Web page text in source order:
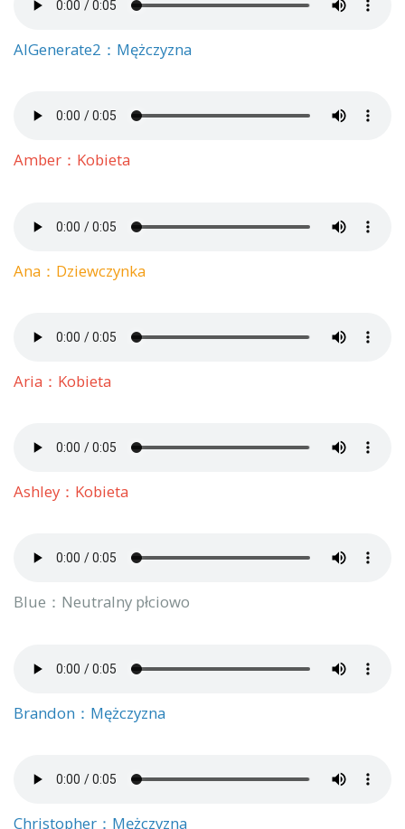
AIGenerate2：Mężczyzna
Amber：Kobieta
Ana：Dziewczynka
Aria：Kobieta
Ashley：Kobieta
Blue：Neutralny płciowo
Brandon：Mężczyzna
Christopher：Mężczyzna